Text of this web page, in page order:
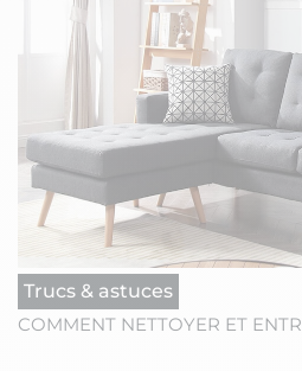
Trucs & astuces
COMMENT NETTOYER ET